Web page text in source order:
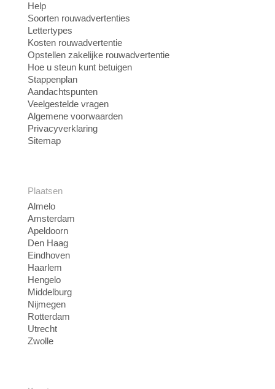
Help
Soorten rouwadvertenties
Lettertypes
Kosten rouwadvertentie
Opstellen zakelijke rouwadvertentie
Hoe u steun kunt betuigen
Stappenplan
Aandachtspunten
Veelgestelde vragen
Algemene voorwaarden
Privacyverklaring
Sitemap
Plaatsen
Almelo
Amsterdam
Apeldoorn
Den Haag
Eindhoven
Haarlem
Hengelo
Middelburg
Nijmegen
Rotterdam
Utrecht
Zwolle